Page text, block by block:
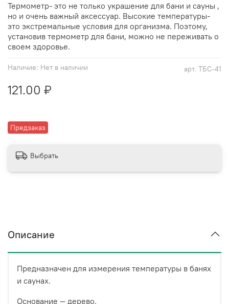
арт. ТБС-41
Наличие: Нет в наличии
Предзаказ
121.00 ₽
Термометр- это не только украшение для бани и сауны ,
но и очень важный аксессуар. Высокие температуры-
это экстремальные условия для организма. Поэтому,
установив термометр для бани, можно не переживать о
своем здоровье.
Выбрать
Описание
Предназначен для измерения температуры в банях
и саунах.
Основание — дерево.